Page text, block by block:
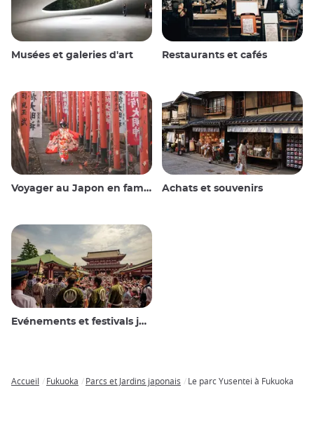
Musées et galeries d'art Restaurants et cafés
Voyager au Japon en famille Achats et souvenirs
Evénements et festivals japonais
Accueil Fukuoka Parcs et Jardins japonais Le parc Yusentei à Fukuoka